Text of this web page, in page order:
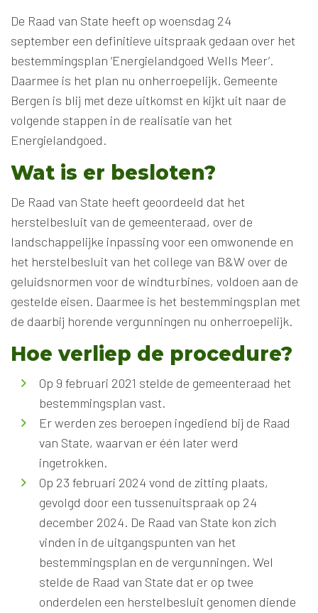
De Raad van State heeft op woensdag 24
september een definitieve uitspraak gedaan over het
bestemmingsplan ‘Energielandgoed Wells Meer’.
Daarmee is het plan nu onherroepelijk. Gemeente
Bergen is blij met deze uitkomst en kijkt uit naar de
volgende stappen in de realisatie van het
Energielandgoed.
Wat is er besloten?
De Raad van State heeft geoordeeld dat het
herstelbesluit van de gemeenteraad, over de
landschappelijke inpassing voor een omwonende en
het herstelbesluit van het college van B&W over de
geluidsnormen voor de windturbines, voldoen aan de
gestelde eisen. Daarmee is het bestemmingsplan met
de daarbij horende vergunningen nu onherroepelijk.
Hoe verliep de procedure?
Op 9 februari 2021 stelde de gemeenteraad het
bestemmingsplan vast.
Er werden zes beroepen ingediend bij de Raad
van State, waarvan er één later werd
ingetrokken.
Op 23 februari 2024 vond de zitting plaats,
gevolgd door een tussenuitspraak op 24
december 2024. De Raad van State kon zich
vinden in de uitgangspunten van het
bestemmingsplan en de vergunningen. Wel
stelde de Raad van State dat er op twee
onderdelen een herstelbesluit genomen diende